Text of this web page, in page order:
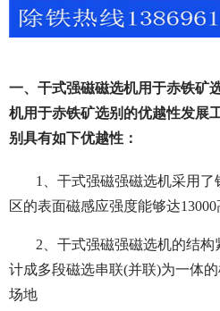
一、干式强磁磁选机用于赤铁矿
机用于赤铁矿选别的优越性发展
别具有如下优越性：
1、干式强磁强磁选机采用
区的表面磁感应强度能够达13000
2、干式强磁强磁选机的结
计成多段磁选串联(并联)为一体
场地